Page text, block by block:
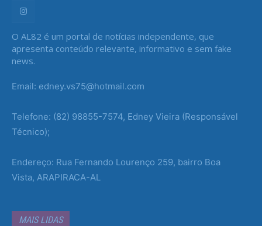
O AL82 é um portal de notícias independente, que
apresenta conteúdo relevante, informativo e sem fake
news.
Email: edney.vs75@hotmail.com
Telefone: (82) 98855-7574, Edney Vieira (Responsável
Técnico);
Endereço: Rua Fernando Lourenço 259, bairro Boa
Vista, ARAPIRACA-AL
MAIS LIDAS